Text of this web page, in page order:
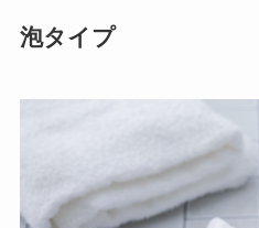
泡タイプ